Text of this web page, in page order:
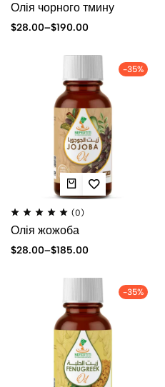
Олія чорного тмину
$28.00–$190.00
-35%
(0)
Олія жожоба
$28.00–$185.00
-35%